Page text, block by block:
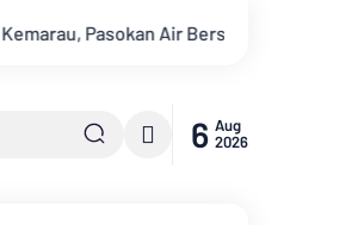
Mayang Jambi Keruh
6 Aug
2026